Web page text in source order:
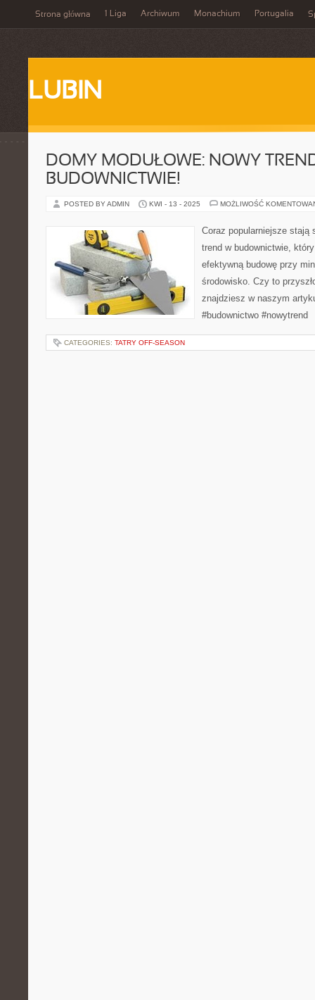
Strona główna 1 Liga Archiwum Monachium Portugalia
LUBIN
DOMY MODUŁOWE: NOWY
BUDOWNICTWIE!
POSTED BY ADMIN KWI - 13 - 2025 MOŻLIWOŚĆ
Coraz popularniejsze stają
trend w budownictwie,
efektywną budowę przy
środowisko. Czy to
znajdziesz w naszym
#budownictwo #nowytrend
CATEGORIES: TATRY OFF-SEASON